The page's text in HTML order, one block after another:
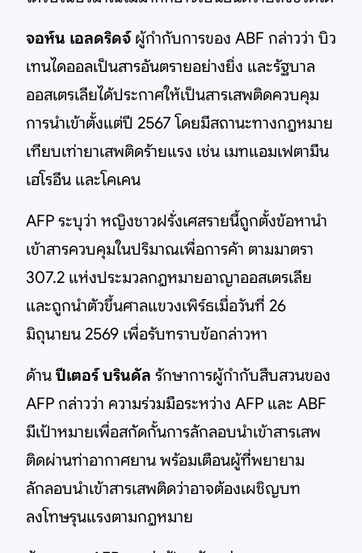
จอห์น เอลดริดจ์ ผู้กำกับการของ ABF กล่าวว่า บิว
เทนไดออลเป็นสารอันตรายอย่างยิ่ง และรัฐบาล
ออสเตรเลียได้ประกาศให้เป็นสารเสพติดควบคุม
การนำเข้าตั้งแต่ปี 2567 โดยมีสถานะทางกฎหมาย
เทียบเท่ายาเสพติดร้ายแรง เช่น เมทแอมเฟตามีน
เฮโรอีน และโคเคน
AFP ระบุว่า หญิงชาวฝรั่งเศสรายนี้ถูกตั้งข้อหานำ
เข้าสารควบคุมในปริมาณเพื่อการค้า ตามมาตรา
307.2 แห่งประมวลกฎหมายอาญาออสเตรเลีย
และถูกนำตัวขึ้นศาลแขวงเพิร์ธเมื่อวันที่ 26
มิถุนายน 2569 เพื่อรับทราบข้อกล่าวหา
ด้าน ปีเตอร์ บรินดัล รักษาการผู้กำกับสืบสวนของ
AFP กล่าวว่า ความร่วมมือระหว่าง AFP และ ABF
มีเป้าหมายเพื่อสกัดกั้นการลักลอบนำเข้าสารเสพ
ติดผ่านท่าอากาศยาน พร้อมเตือนผู้ที่พยายาม
ลักลอบนำเข้าสารเสพติดว่าอาจต้องเผชิญบท
ลงโทษรุนแรงตามกฎหมาย